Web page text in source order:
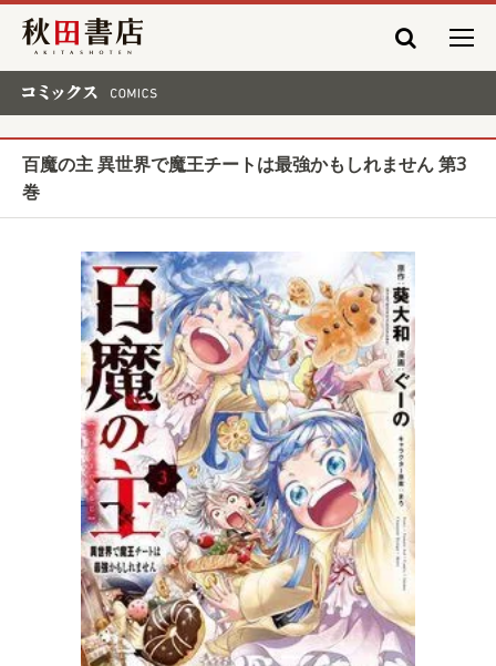
秋田書店
百魔の主 異世界で魔王チートは最強かもしれません 第3
巻